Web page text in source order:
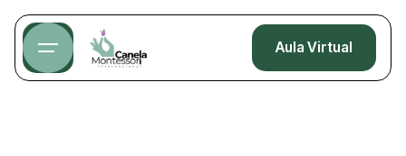
Aula Virtual